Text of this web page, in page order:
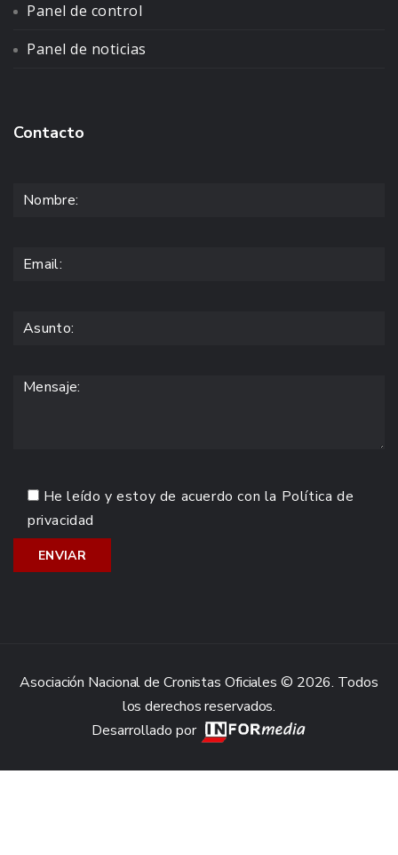
Panel de control
Panel de noticias
Contacto
He leído y estoy de acuerdo con la Política de
privacidad
Asociación Nacional de Cronistas Oficiales © 2026. Todos
los derechos reservados.
Desarrollado por